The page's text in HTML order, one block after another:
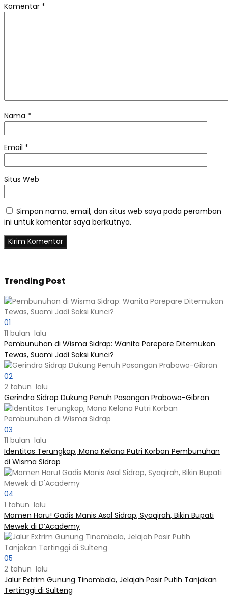
Komentar *
Nama *
Email *
Situs Web
Simpan nama, email, dan situs web saya pada peramban
ini untuk komentar saya berikutnya.
Trending Post
01
11 bulan lalu
Pembunuhan di Wisma Sidrap: Wanita Parepare Ditemukan
Tewas, Suami Jadi Saksi Kunci?
02
2 tahun lalu
Gerindra Sidrap Dukung Penuh Pasangan Prabowo-Gibran
03
11 bulan lalu
Identitas Terungkap, Mona Kelana Putri Korban Pembunuhan
di Wisma Sidrap
04
1 tahun lalu
Momen Haru! Gadis Manis Asal Sidrap, Syaqirah, Bikin Bupati
Mewek di D’Academy​
05
2 tahun lalu
Jalur Extrim Gunung Tinombala, Jelajah Pasir Putih Tanjakan
Tertinggi di Sulteng